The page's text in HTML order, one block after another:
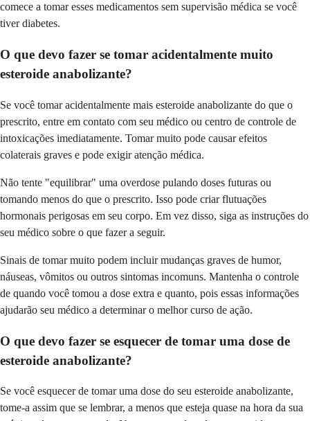
comece a tomar esses medicamentos sem supervisão médica se você
tiver diabetes.
O que devo fazer se tomar acidentalmente muito
esteroide anabolizante?
Se você tomar acidentalmente mais esteroide anabolizante do que o
prescrito, entre em contato com seu médico ou centro de controle de
intoxicações imediatamente. Tomar muito pode causar efeitos
colaterais graves e pode exigir atenção médica.
Não tente "equilibrar" uma overdose pulando doses futuras ou
tomando menos do que o prescrito. Isso pode criar flutuações
hormonais perigosas em seu corpo. Em vez disso, siga as instruções do
seu médico sobre o que fazer a seguir.
Sinais de tomar muito podem incluir mudanças graves de humor,
náuseas, vômitos ou outros sintomas incomuns. Mantenha o controle
de quando você tomou a dose extra e quanto, pois essas informações
ajudarão seu médico a determinar o melhor curso de ação.
O que devo fazer se esquecer de tomar uma dose de
esteroide anabolizante?
Se você esquecer de tomar uma dose do seu esteroide anabolizante,
tome-a assim que se lembrar, a menos que esteja quase na hora da sua